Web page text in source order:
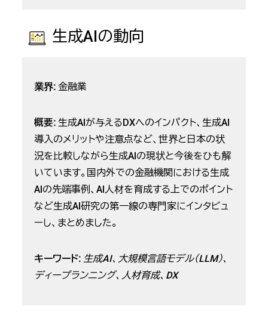
生成AIの動向
業界: 金融業
概要: 生成AIが与えるDXへのインパクト、生成AI
導入のメリットや注意点など、世界と日本の状
況を比較しながら生成AIの現状と今後をひも解
いています。国内外での金融機関における生成
AIの先端事例、AI人材を育成する上でのポイント
など生成AI研究の第一線の専門家にインタビュ
ーし、まとめました。
キーワード: 生成AI、大規模言語モデル（LLM）、
ディープランニング、人材育成、DX